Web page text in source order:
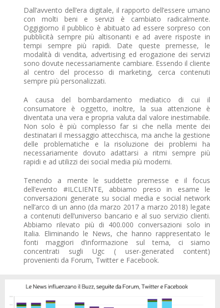
Dall’avvento dell’era digitale, il rapporto dell’essere umano
con molti beni e servizi è cambiato radicalmente.
Oggigiorno il pubblico è abituato ad essere sorpreso con
pubblicità sempre più altisonanti e ad avere risposte in
tempi sempre più rapidi. Date queste premesse, le
modalità di vendita, advertising ed erogazione dei servizi
sono dovute necessariamente cambiare. Essendo il cliente
al centro del processo di marketing, cerca contenuti
sempre più personalizzati.
A causa del bombardamento mediatico di cui il
consumatore è oggetto, inoltre, la sua attenzione è
diventata una vera e propria valuta dal valore inestimabile.
Non solo è più complesso far si che nella mente dei
destinatari il messaggio attecchisca, ma anche la gestione
delle problematiche e la risoluzione dei problemi ha
necessariamente dovuto adattarsi a ritmi sempre più
rapidi e ad utilizzi dei social media più moderni.
Tenendo a mente le suddette premesse e il focus
dell’evento #ILCLIENTE, abbiamo preso in esame le
conversazioni generate su social media e social network
nell’arco di un anno (da marzo 2017 a marzo 2018) legate
a contenuti dell’universo bancario e al suo servizio clienti.
Abbiamo rilevato più di 400.000 conversazioni solo in
Italia. Eliminando le News, che hanno rappresentato le
fonti maggiori d’informazione sul tema, ci siamo
concentrati sugli Ugc ( user-generated content)
provenienti da Forum, Twitter e Facebook.